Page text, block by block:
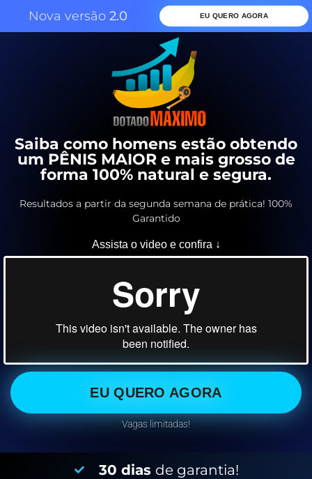
Nova versão 2.0 EU QUERO AGORA
Saiba como homens estão obtendo
um PÊNIS MAIOR e mais grosso de
forma 100% natural e segura.
Resultados a partir da segunda semana de prática! 100%
Garantido
Assista o video e confira ↓
EU QUERO AGORA
Vagas limitadas!
30 dias de garantia!